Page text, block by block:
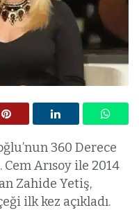
360 Derece
Arısoy ile 2014
Zahide Yetiş,
ilk kez açıkladı.